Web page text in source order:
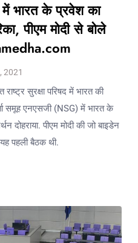
भारत के प्रवेश का
पीएम मोदी से बोले
2021
सुरक्षा परिषद में भारत की
समूह एनएसजी (NSG) में भारत के
दोहराया. पीएम मोदी की जो बाइडेन
पहली बैठक थी.